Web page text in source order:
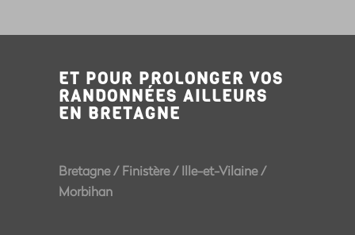
ET POUR PROLONGER VOS
RANDONNÉES AILLEURS
EN BRETAGNE
Bretagne/Finistère/Ille-et-Vilaine/
Morbihan